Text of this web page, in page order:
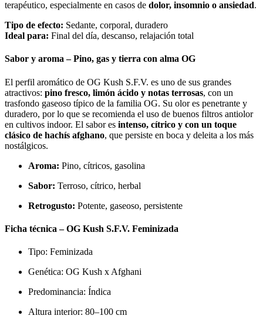
terapéutico, especialmente en casos de dolor, insomnio o ansiedad.
Tipo de efecto: Sedante, corporal, duradero
Ideal para: Final del día, descanso, relajación total
Sabor y aroma – Pino, gas y tierra con alma OG
El perfil aromático de OG Kush S.F.V. es uno de sus grandes
atractivos: pino fresco, limón ácido y notas terrosas, con un
trasfondo gaseoso típico de la familia OG. Su olor es penetrante y
duradero, por lo que se recomienda el uso de buenos filtros antiolor
en cultivos indoor. El sabor es intenso, cítrico y con un toque
clásico de hachís afghano, que persiste en boca y deleita a los más
nostálgicos.
Aroma: Pino, cítricos, gasolina
Sabor: Terroso, cítrico, herbal
Retrogusto: Potente, gaseoso, persistente
Ficha técnica – OG Kush S.F.V. Feminizada
Tipo: Feminizada
Genética: OG Kush x Afghani
Predominancia: Índica
Altura interior: 80–100 cm